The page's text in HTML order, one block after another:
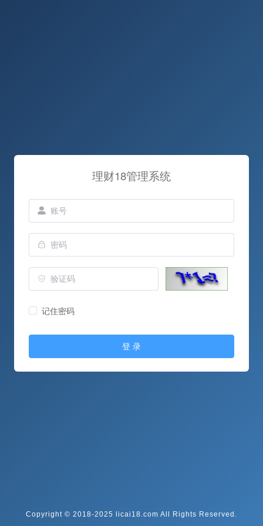
理财18管理系统
记住密码
登 录
Copyright © 2018-2025 licai18.com All Rights Reserved.